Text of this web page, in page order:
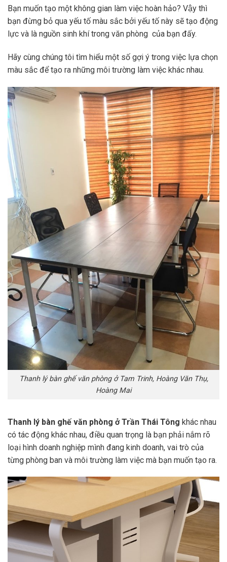
Bạn muốn tạo một không gian làm việc hoàn hảo? Vậy thì
bạn đừng bỏ qua yếu tố màu sắc bởi yếu tố này sẽ tạo động
lực và là nguồn sinh khí trong văn phòng của bạn đấy.
Hãy cùng chúng tôi tìm hiểu một số gợi ý trong việc lựa chọn
màu sắc để tạo ra những môi trường làm việc khác nhau.
Thanh lý bàn ghế văn phòng ở Tam Trinh, Hoàng Văn Thụ,
Hoàng Mai
Thanh lý bàn ghế văn phòng ở Trần Thái Tông khác nhau
có tác động khác nhau, điều quan trọng là bạn phải nắm rõ
loại hình doanh nghiệp mình đang kinh doanh, vai trò của
từng phòng ban và môi trường làm việc mà bạn muốn tạo ra.